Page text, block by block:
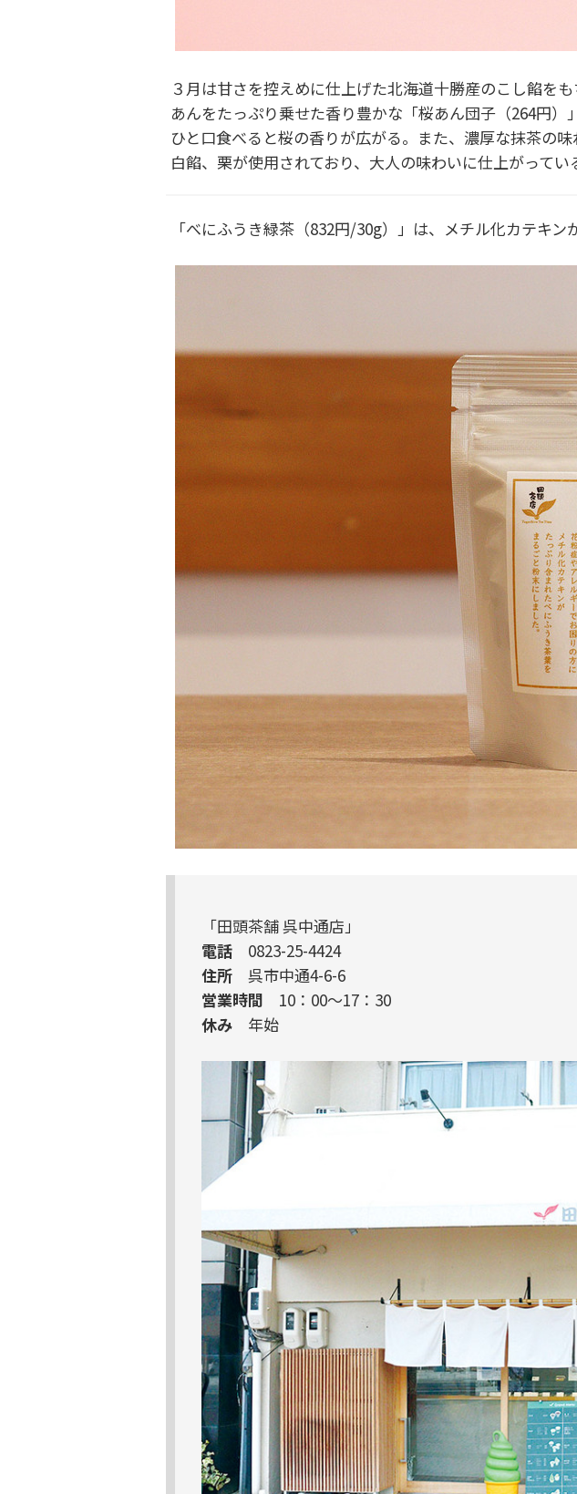
３月は甘さを控えめに仕上げた北海道十勝産のこし餡を
あんをたっぷり乗せた香り豊かな「桜あん団子（264円）
ひと口食べると桜の香りが広がる。また、濃厚な抹茶の
白餡、栗が使用されており、大人の味わいに仕上がってい
「べにふうき緑茶（832円/30g）」は、メチル化カテキン
「田頭茶舗 呉中通店」
電話 0823-25-4424
住所 呉市中通4-6-6
営業時間 10：00〜17：30
休み 年始